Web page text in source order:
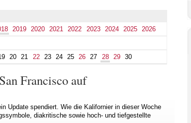
2019 2020 2021 2022 2023 2024 2025
2026
20 21 22 23 24 25 26 27 28 29 30
Francisco auf
Update spendiert. Wie die Kalifornier in dieser Woche
diakritische sowie hoch- und tiefgestellte